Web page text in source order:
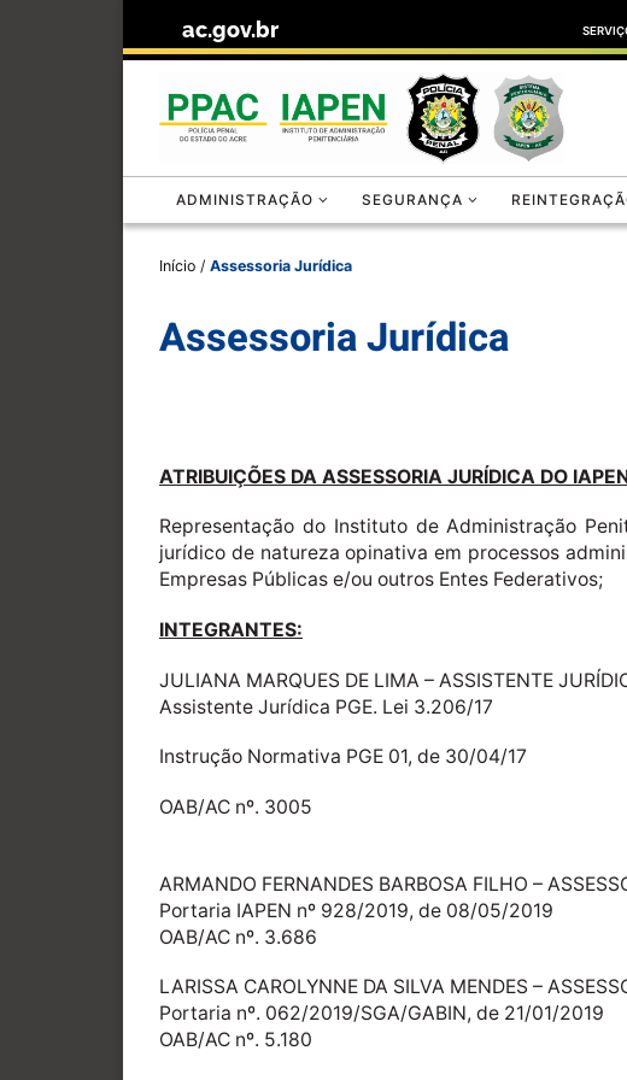
ac.gov.br
ADMINISTRAÇÃO SEGURANÇA
Início / Assessoria Jurídica
Assessoria Jurídica
ATRIBUIÇÕES DA ASSESSORIA JURÍDICA DO
Representação do Instituto de Administração
jurídico de natureza opinativa em processos
Empresas Públicas e/ou outros Entes Federativos;
INTEGRANTES:
JULIANA MARQUES DE LIMA – ASSISTENTE
Assistente Jurídica PGE. Lei 3.206/17
Instrução Normativa PGE 01, de 30/04/17
OAB/AC nº. 3005
ARMANDO FERNANDES BARBOSA FILHO –
Portaria IAPEN nº 928/2019, de 08/05/2019
OAB/AC nº. 3.686
LARISSA CAROLYNNE DA SILVA MENDES –
Portaria nº. 062/2019/SGA/GABIN, de 21/01/2019
OAB/AC nº. 5.180